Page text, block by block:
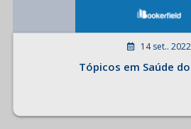
14 set.. 2022
Tópicos em Saúde